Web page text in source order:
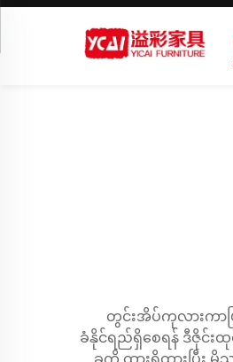
တွင်းအိပ်ကုလားကာဖ
ခံနိုင်ရည်ရှိစေရန် ဒီဇိုင်